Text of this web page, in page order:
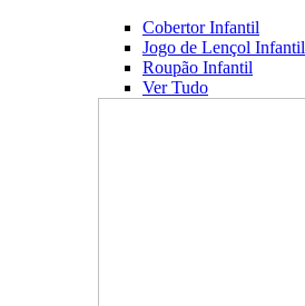
Cobertor Infantil
Jogo de Lençol Infantil
Roupão Infantil
Ver Tudo